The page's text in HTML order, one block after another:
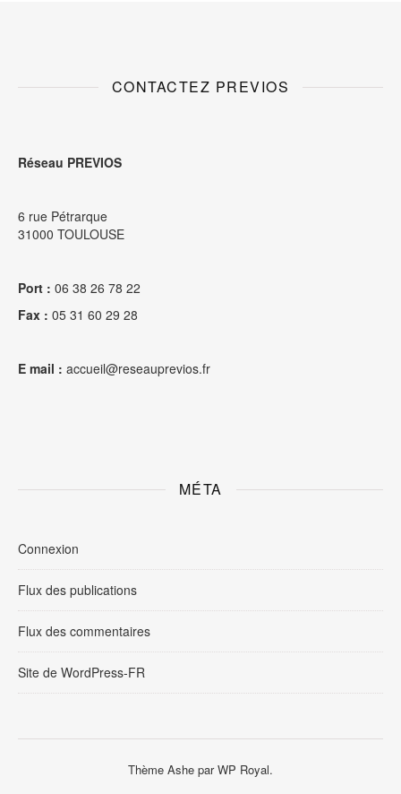
CONTACTEZ PREVIOS
Réseau PREVIOS
6 rue Pétrarque
31000 TOULOUSE
Port : 06 38 26 78 22
Fax : 05 31 60 29 28
E mail : accueil@reseauprevios.fr
MÉTA
Connexion
Flux des publications
Flux des commentaires
Site de WordPress-FR
Thème Ashe parWP Royal.